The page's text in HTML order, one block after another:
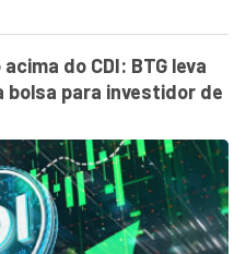
do CDI: BTG leva
para investidor de